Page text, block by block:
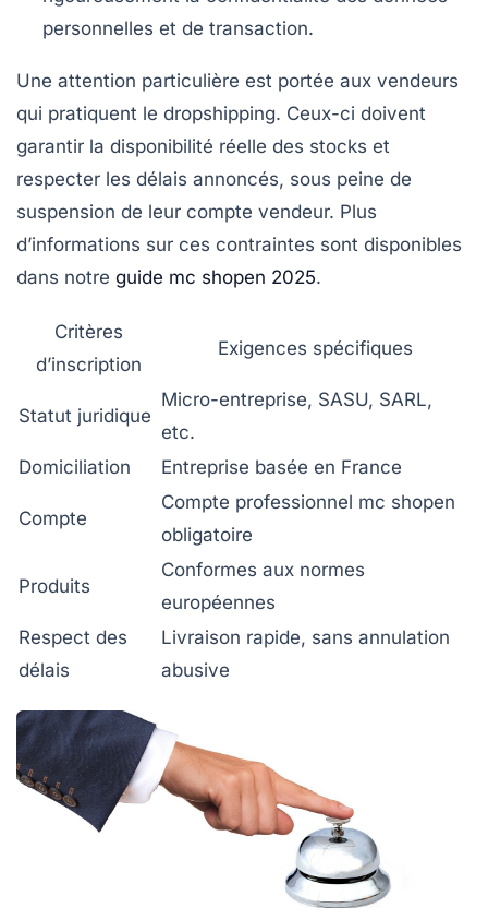
personnelles et de transaction.
Une attention particulière est portée aux vendeurs
qui pratiquent le dropshipping. Ceux-ci doivent
garantir la disponibilité réelle des stocks et
respecter les délais annoncés, sous peine de
suspension de leur compte vendeur. Plus
d’informations sur ces contraintes sont disponibles
dans notre guide mc shopen 2025.
Critères
d’inscription
Exigences spécifiques
Statut juridique
Micro-entreprise, SASU, SARL,
etc.
Domiciliation
Entreprise basée en France
Compte
Compte professionnel mc shopen
obligatoire
Produits
Conformes aux normes
européennes
Respect des
délais
Livraison rapide, sans annulation
abusive